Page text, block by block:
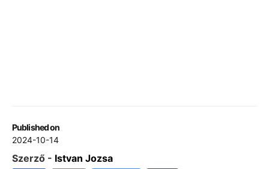
Published on
2024-10-14
Szerző - Istvan Jozsa